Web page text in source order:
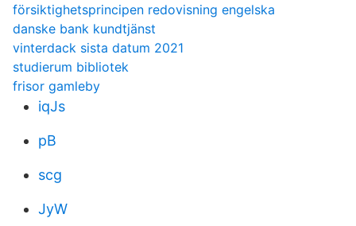
försiktighetsprincipen redovisning engelska
danske bank kundtjänst
vinterdack sista datum 2021
studierum bibliotek
frisor gamleby
iqJs
pB
scg
JyW